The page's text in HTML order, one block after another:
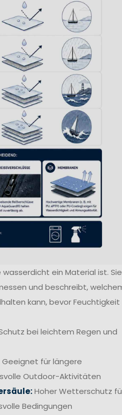
ein Material ist. Sie
und beschreibt,
kann, bevor Feuchtigkeit
bei leichtem Regen und
Geeignet für längere
Outdoor-Aktivitäten
Hoher Wetterschutz
Bedingungen